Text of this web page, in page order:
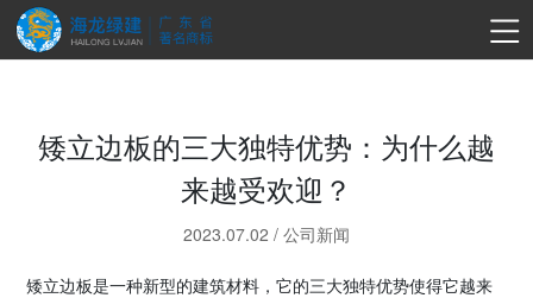
矮立边板的三大独特优势：为什么越
来越受欢迎？
2023.07.02 / 公司新闻
矮立边板是一种新型的建筑材料，它的三大独特优势使得它越来